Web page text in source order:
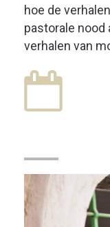
hoe de
pastorale nood
verhalen van